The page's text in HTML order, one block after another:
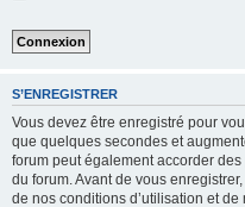
S’ENREGISTRER
Vous devez être enregistré pour
que quelques secondes et
forum peut également accorder
du forum. Avant de vous
de nos conditions d’utilisation et